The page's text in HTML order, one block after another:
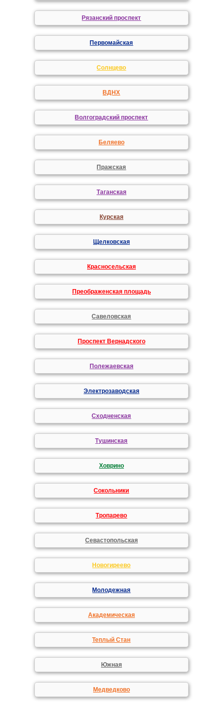
Рязанский проспект
Первомайская
Солнцево
ВДНХ
Волгоградский проспект
Беляево
Пражская
Таганская
Курская
Щелковская
Красносельская
Преображенская площадь
Савеловская
Проспект Вернадского
Полежаевская
Электрозаводская
Сходненская
Тушинская
Ховрино
Сокольники
Тропарево
Севастопольская
Новогиреево
Молодежная
Академическая
Теплый Стан
Южная
Медведково